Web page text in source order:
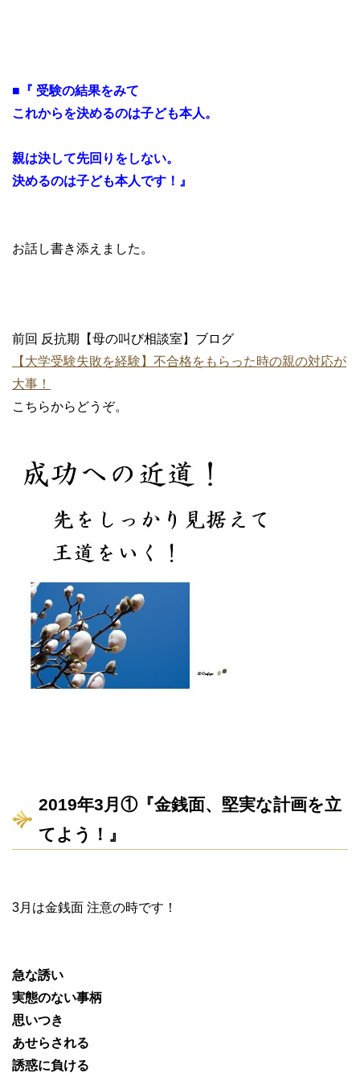
■『 受験の結果をみて
これからを決めるのは子ども本人。
親は決して先回りをしない。
決めるのは子ども本人です！』
お話し書き添えました。
前回 反抗期【母の叫び相談室】ブログ
【大学受験失敗を経験】不合格をもらった時の親の対応が
大事！
こちらからどうぞ。
2019年3月①『金銭面、堅実な計画を立
てよう！』
3月は金銭面 注意の時です！
急な誘い
実態のない事柄
思いつき
あせらされる
誘惑に負ける